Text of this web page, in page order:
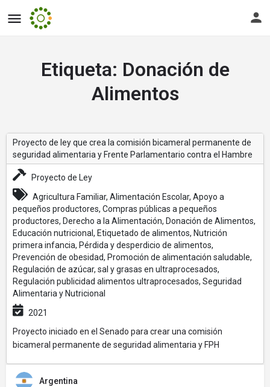
Etiqueta: Donación de
Alimentos
Proyecto de ley que crea la comisión bicameral permanente de
seguridad alimentaria y Frente Parlamentario contra el Hambre
Proyecto de Ley
Agricultura Familiar, Alimentación Escolar, Apoyo a
pequeños productores, Compras públicas a pequeños
productores, Derecho a la Alimentación, Donación de Alimentos,
Educación nutricional, Etiquetado de alimentos, Nutrición
primera infancia, Pérdida y desperdicio de alimentos,
Prevención de obesidad, Promoción de alimentación saludable,
Regulación de azúcar, sal y grasas en ultraprocesados,
Regulación publicidad alimentos ultraprocesados, Seguridad
Alimentaria y Nutricional
2021
Proyecto iniciado en el Senado para crear una comisión
bicameral permanente de seguridad alimentaria y FPH
Argentina